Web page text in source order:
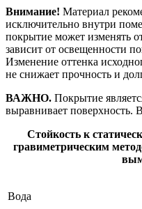
Внимание! Материал
исключительно внутри
покрытие может изменять
зависит от освещенности
Изменение оттенка
не снижает прочность и
ВАЖНО. Покрытие
выравнивает поверхность.
Стойкость к
гравиметрическим
Вода